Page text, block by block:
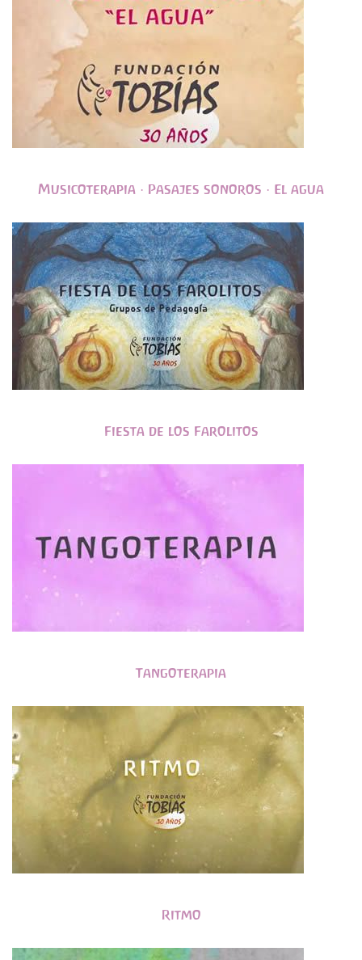
Musicoterapia · Pasajes sonoros · El agua
Fiesta de los Farolitos
Tangoterapia
Ritmo